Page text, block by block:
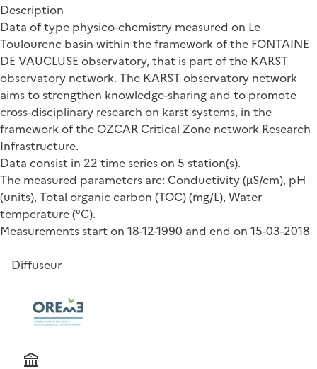
Description
Data of type physico-chemistry measured on Le
Toulourenc basin within the framework of the FONTAINE
DE VAUCLUSE observatory, that is part of the KARST
observatory network. The KARST observatory network
aims to strengthen knowledge-sharing and to promote
cross-disciplinary research on karst systems, in the
framework of the OZCAR Critical Zone network Research
Infrastructure.
Data consist in 22 time series on 5 station(s).
The measured parameters are: Conductivity (µS/cm), pH
(units), Total organic carbon (TOC) (mg/L), Water
temperature (°C).
Measurements start on 18-12-1990 and end on 15-03-2018
Diffuseur